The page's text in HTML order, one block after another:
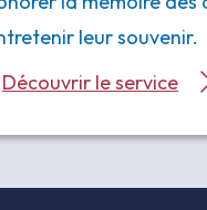
leur souvenir.
Découvrir le service